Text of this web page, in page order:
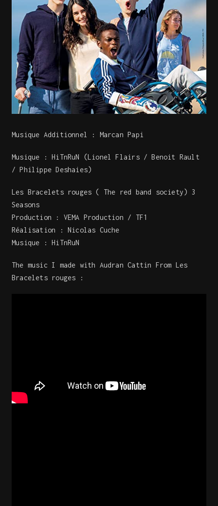
Musique Additionnel : Marcan Papi
Musique : HiTnRuN (Lionel Flairs / Benoit Rault
/ Philippe Deshaies)
Les Bracelets rouges ( The red band society) 3
Seasons
Production : VEMA Production / TF1
Réalisation : Nicolas Cuche
Musique : HiTnRuN
The music I made with Audran Cattin From Les
Bracelets rouges :